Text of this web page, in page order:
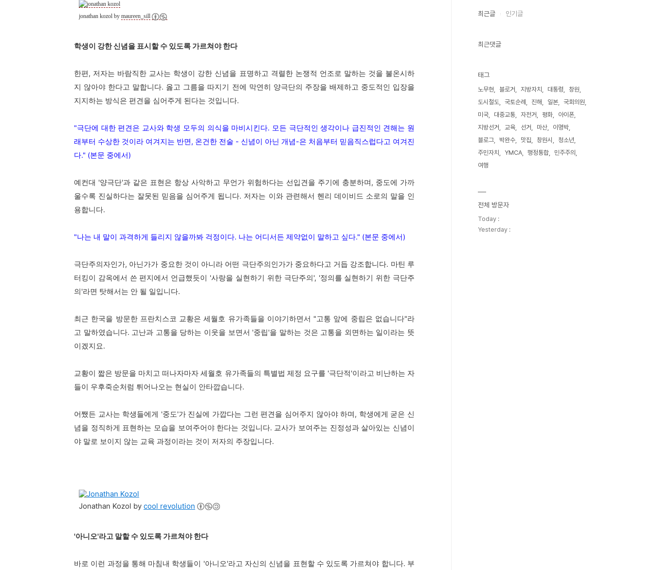
jonathan kozol by maureen_sill
학생이 강한 신념을 표시할 수 있도록 가르쳐야 한다
한편, 저자는 바람직한 교사는 학생이 강한 신념을 표명하고 격렬한 논쟁적 언조로 말하는 것을 불온시하
지 않아야 한다고 말합니다. 옳고 그름을 따지기 전에 막연히 양극단의 주장을 배제하고 중도적인 입장을
지지하는 방식은 편견을 심어주게 된다는 것입니다.
"극단에 대한 편견은 교사와 학생 모두의 의식을 마비시킨다. 모든 극단적인 생각이나 급진적인 견해는 원
래부터 수상한 것이라 여겨지는 반면, 온건한 전술 - 신념이 아닌 개념-은 처음부터 믿음직스럽다고 여겨진
다." (본문 중에서)
예컨대 '양극단'과 같은 표현은 항상 사악하고 무언가 위험하다는 선입견을 주기에 충분하며, 중도에 가까
울수록 진실하다는 잘못된 믿음을 심어주게 됩니다. 저자는 이와 관련해서 헨리 데이비드 소로의 말을 인
용합니다.
"나는 내 말이 과격하게 들리지 않을까봐 걱정이다. 나는 어디서든 제약없이 말하고 싶다." (본문 중에서)
극단주의자인가, 아닌가가 중요한 것이 아니라 어떤 극단주의인가가 중요하다고 거듭 강조합니다. 마틴 루
터킹이 감옥에서 쓴 편지에서 언급했듯이 '사랑을 실현하기 위한 극단주의', '정의를 실현하기 위한 극단주
의'라면 탓해서는 안 될 일입니다.
최근 한국을 방문한 프란치스코 교황은 세월호 유가족들을 이야기하면서 "고통 앞에 중립은 없습니다"라
고 말하였습니다. 고난과 고통을 당하는 이웃을 보면서 '중립'을 말하는 것은 고통을 외면하는 일이라는 뜻
이겠지요.
교황이 짧은 방문을 마치고 떠나자마자 세월호 유가족들의 특별법 제정 요구를 '극단적'이라고 비난하는 자
들이 우후죽순처럼 튀어나오는 현실이 안타깝습니다.
어쨌든 교사는 학생들에게 '중도'가 진실에 가깝다는 그런 편견을 심어주지 않아야 하며, 학생에게 굳은 신
념을 정직하게 표현하는 모습을 보여주어야 한다는 것입니다. 교사가 보여주는 진정성과 살아있는 신념이
야 말로 보이지 않는 교육 과정이라는 것이 저자의 주장입니다.
Jonathan Kozol by cool revolution
'아니오'라고 말할 수 있도록 가르쳐야 한다
바로 이런 과정을 통해 마침내 학생들이 '아니오'라고 자신의 신념을 표현할 수 있도록 가르쳐야 합니다. 부
최근글 인기글
최근댓글
태그
노무현 블로거 지방자치 대통령
창원
도시철도
국토순례 진해 일본
국회의원
미국
대중교통 자전거 평화
아이폰
지방선거
교육 선거 마산
이명박
블로그
박완수 맛집 창원시
청소년
주민자치
YMCA 행정통합
민주주의
여행
전체 방문자
Today :
Yesterday :